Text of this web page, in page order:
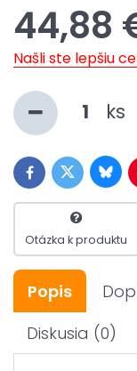
44,88
Našli ste lepšiu
ks
FacebookTwitter
Otázka k produktu
Popis
Diskusia (0)